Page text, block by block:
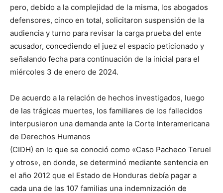
pero, debido a la complejidad de la misma, los abogados
defensores, cinco en total, solicitaron suspensión de la
audiencia y turno para revisar la carga prueba del ente
acusador, concediendo el juez el espacio peticionado y
señalando fecha para continuación de la inicial para el
miércoles 3 de enero de 2024.
De acuerdo a la relación de hechos investigados, luego
de las trágicas muertes, los familiares de los fallecidos
interpusieron una demanda ante la Corte Interamericana
de Derechos Humanos
(CIDH) en lo que se conoció como «Caso Pacheco Teruel
y otros», en donde, se determinó mediante sentencia en
el año 2012 que el Estado de Honduras debía pagar a
cada una de las 107 familias una indemnización de